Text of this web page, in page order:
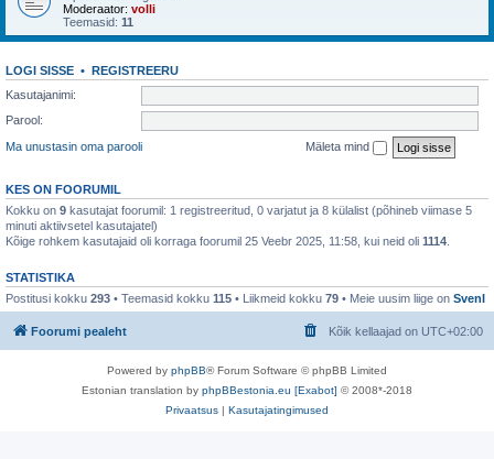
Moderaator: volli
Teemasid: 11
LOGI SISSE • REGISTREERU
Kasutajanimi:
Parool:
Ma unustasin oma parooli
Mäleta mind
KES ON FOORUMIL
Kokku on 9 kasutajat foorumil: 1 registreeritud, 0 varjatut ja 8 külalist (põhineb viimase 5
minuti aktiivsetel kasutajatel)
Kõige rohkem kasutajaid oli korraga foorumil 25 Veebr 2025, 11:58, kui neid oli 1114
STATISTIKA
Postitusi kokku 293 • Teemasid kokku 115 • Liikmeid kokku 79 • Meie uusim liige on SvenI
Foorumi pealeht Kõik kellaajad on UTC+02:00
Powered by phpBB® Forum Software © phpBB Limited
Estonian translation by phpBBestonia.eu [Exabot] © 2008*-2018
Privaatsus | Kasutajatingimused